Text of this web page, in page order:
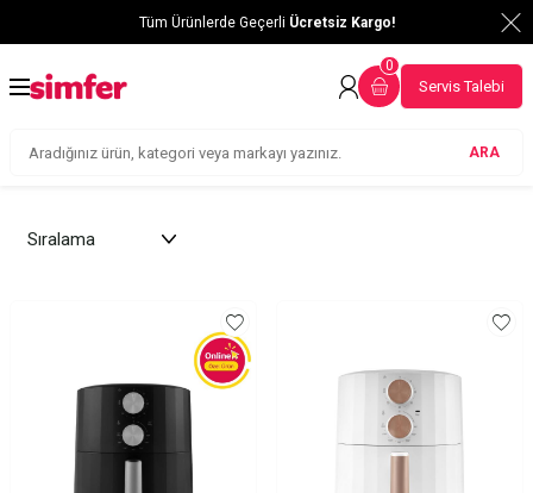
Tüm Ürünlerde Geçerli Ücretsiz Kargo!
ARA
0
Servis Talebi